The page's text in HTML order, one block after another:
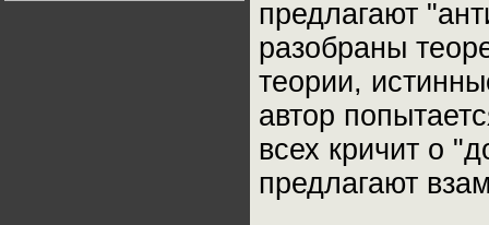
предлагают
разобраны
теории,
автор
всех кричит о
предлагают